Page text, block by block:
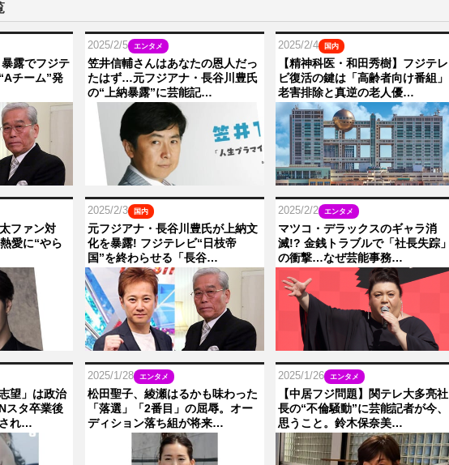
露でフジテ
チーム”発
2025/2/5 エンタメ
笠井信輔さんはあなたの恩人だっ
たはず…元フジアナ・長谷川豊氏
の“上納暴露”に芸能記…
2025/2/4 国内
【精神科医・和田秀樹】フジテレ
ビ復活の鍵は「高齢者向け番組」
老害排除と真逆の老人優…
ファン対
愛に“やら
2025/2/3 国内
元フジアナ・長谷川豊氏が上納文
化を暴露! フジテレビ“日枝帝
国”を終わらせる「長谷…
2025/2/2 エンタメ
マツコ・デラックスのギャラ消
滅!? 金銭トラブルで「社長失踪」
の衝撃…なぜ芸能事務…
望」は政治
スタ卒業後
れ…
2025/1/28 エンタメ
松田聖子、綾瀬はるかも味わった
「落選」「2番目」の屈辱。オー
ディション落ち組が将来…
2025/1/26 エンタメ
【中居フジ問題】関テレ大多亮社
長の“不倫騒動”に芸能記者が今、
思うこと。鈴木保奈美…